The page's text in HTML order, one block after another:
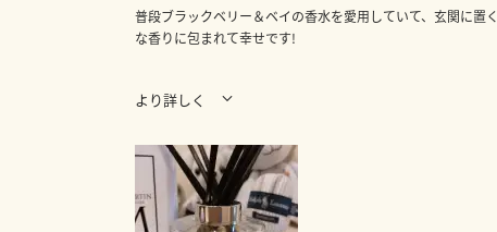
普段ブラックベリー＆ベイの香水を愛用していて、玄関に
な香りに包まれて幸せです!
より詳しく
ブラックベリー＆ベイの香
水が部屋中に広がる